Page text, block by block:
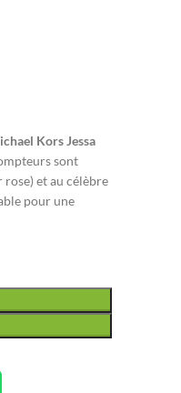
Kors Jessa
sont
et au célèbre
pour une